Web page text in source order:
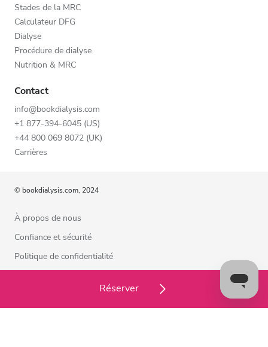
Réserver
Stades de la MRC
Calculateur DFG
Dialyse
Procédure de dialyse
Nutrition & MRC
Contact
info@bookdialysis.com
+1 877-394-6045 (US)
+44 800 069 8072 (UK)
Carrières
© bookdialysis.com, 2024
À propos de nous
Confiance et sécurité
Politique de confidentialité
Politique relative aux cookies